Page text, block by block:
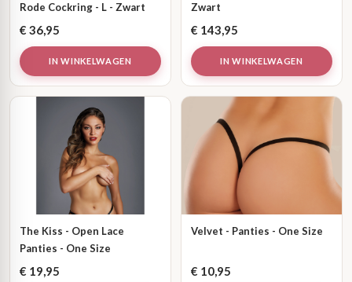
Rode Cockring - L - Zwart
€ 36,95
IN WINKELWAGEN
Zwart
€ 143,95
IN WINKELWAGEN
The Kiss - Open Lace
Panties - One Size
€ 19,95
Velvet - Panties - One Size
€ 10,95